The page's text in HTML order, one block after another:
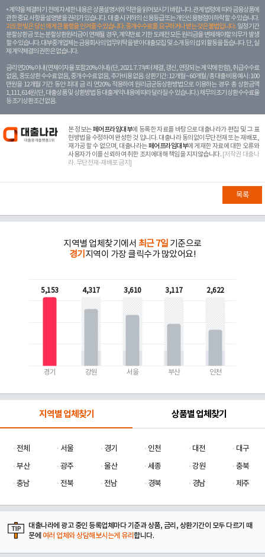
계약을 체결하기 전에 자세한 내용은 상품설명서와 약관을 읽어보시기 바랍니다. 관계 법령에 따라 금융상품에
관한 중요 사항을 설명받을 권리가 있습니다. 대 출 시 귀하의 신용등급 또는 개인신용평점이 하락할 수 있습니다.
과도한 빚은 당신 에게 큰 불행을 안겨줄 수 있습니다. 중개수수료를 요구하거나 받는 것은 불법입니다. 일정 기간
분할상환금 또는 분할상환원리금이 연체될 경우, 계약만료 기한 도래전 모든 원리금을 변제해야할 의무가 발생
할 수 있습니다. 대부중개업체는 금융회사의 업무위탁을 받아 대출모집 및 소개 등의 섭외 활동을 돕습니다. 단, 실
제 계약체결의 권한은 없습니다.
금리 연20% 이내 (연체이자율 포함 20% 이내) (단, 2021. 7. 7부터 체결, 갱신, 연장되는 계 약에 한함), 취급수수료
없음, 중도상환 수수료 없음, 중개수수료 없음, 추가비용 없음. 상환기간 : 12개월 ~ 60개월 / 총 대출 비용 예시 : 100
만원을 12개월 기간 동안 최대 금 리 연20% 적용하여 원리금균등상환방법으로 이용하는 경우 총 상환금액
1,111,614원 (단, 대출상품 및 상환방법 등 대출계약 내용에 따라 달라질 수 있습니다.) 채무의 조기 상환수수료율
등 조기상환조건 없음.
본 정보는페어프라임대부에 등록한 자료를 바탕으로 대출나라가 편집 및 그 표
현방법을 수정하여 완성한 것 입니다. 대출나라 동의없이무단전재 또는 재배포,
재가공 할 수 없으며, 대출나라는페어프라임대부에 게재한 자료에 대한 오류와
사용자가 이를 신뢰하여 취한 조치에대해 책임을 지지않습니다. [저작권 대출나
라. 무단전재-재배포 금지]
목록
지역별 업체찾기에서 최근 7일 기준으로
경기 지역이 가장 클릭수가 많았어요!
5,153
경기
4,317
강원
3,610
서울
3,117
부산
2,622
인천
지역별 업체찾기 상품별 업체찾기
전체 서울 경기 인천 대전
대구
부산
광주 울산 세종 강원
충북
충남
전북 전남 경북 경남 제주
대출나라에 광고 중인 등록업체마다 기준과 상품, 금리, 상환기간이 모두 다르기 때
문에 여러 업체와 상담해보시는게 유리합니다.